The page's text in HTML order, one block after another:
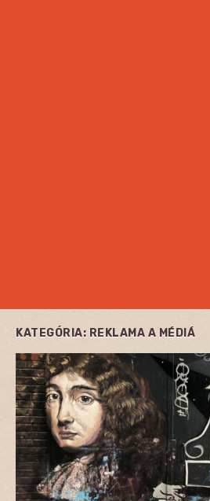
KATEGÓRIA: REKLAMA A MÉDIÁ